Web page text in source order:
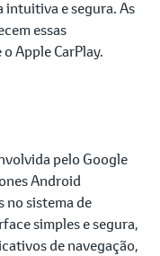
intuitiva e segura. As
essas
Apple CarPlay.
pelo Google
Android
no sistema de
simples e segura,
de navegação,